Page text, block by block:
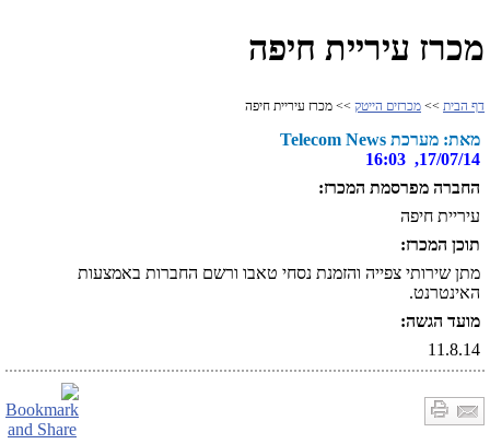
מכרז עיריית חיפה
דף הבית >> מכרזים הייטק >> מכרז עיריית חיפה
מאת: מערכת Telecom News
17/07/14, 16:03
החברה מפרסמת המכרז:
עיריית חיפה
תוכן המכרז:
מתן שירותי צפייה והזמנת נסחי טאבו ורשם החברות באמצעות
האינטרנט.
מועד הגשה:
11.8.14